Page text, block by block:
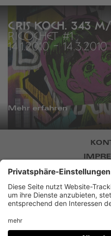
CRIS KOCH. 343 M/
RICOCHET #1
14.1.2010-14.3.2010
Mehr erfahren